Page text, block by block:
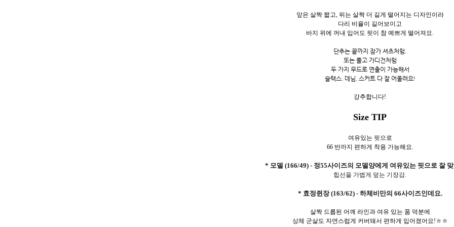
앞은 살짝 짧고, 뒤는 살짝 더 길게 떨어지는 디자인이라
다리 비율이 길어보이고
바지 위에 꺼내 입어도 핏이 참 예쁘게 떨어져요.
단추는 끝까지 잠가 셔츠처럼,
또는 풀고 가디건처럼
두 가지 무드로 연출이 가능해서
슬랙스, 데님, 스커트 다 잘 어울려요!
강추합니다!
Size TIP
여유있는 핏으로
66 반까지 편하게 착용 가능해요.
* 모델 (166/49) - 정55사이즈의 모델양에게 여유있는 핏으로 잘
힙선을 가볍게 덮는 기장감.
* 효정쥔장 (163/62) - 하체비만의 66사이즈인데요.
살짝 드롭된 어깨 라인과 여유 있는 품 덕분에
상체 군살도 자연스럽게 커버돼서 편하게 입어졌어요!ㅎㅎ